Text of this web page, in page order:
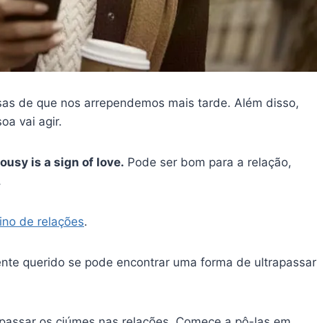
de que nos arrependemos mais tarde. Além disso,
vai agir.
is a sign of love. Pode ser bom para a relação,
de relações.
querido se pode encontrar uma forma de ultrapassar